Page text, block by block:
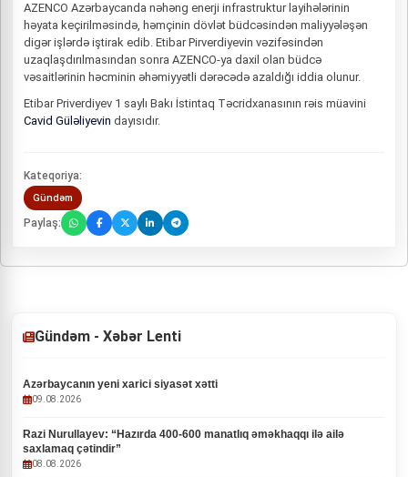
AZENCO Azərbaycanda nəhəng enerji infrastruktur layihələrinin
həyata keçirilməsində, həmçinin dövlət büdcəsindən maliyyələşən
digər işlərdə iştirak edib. Etibar Pirverdiyevin vəzifəsindən
uzaqlaşdırılmasından sonra AZENCO-ya daxil olan büdcə
vəsaitlərinin həcminin əhəmiyyətli dərəcədə azaldığı iddia olunur.
Etibar Priverdiyev 1 saylı Bakı İstintaq Təcridxanasının rəis müavini
Cavid Güləliyevin dayısıdır.
Kateqoriya:
Gündəm
Paylaş:
Gündəm - Xəbər Lenti
Azərbaycanın yeni xarici siyasət xətti
09.08.2026
Razi Nurullayev: “Hazırda 400-600 manatlıq əməkhaqqı ilə ailə
saxlamaq çətindir”
08.08.2026